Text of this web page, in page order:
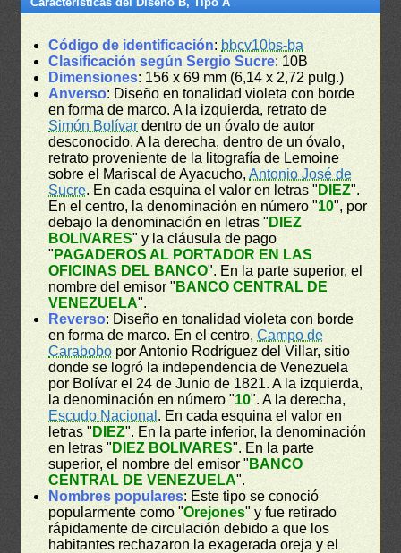
Código de identificación: bbcv10bs-ba
Clasificación según Sergio Sucre: 10B
Dimensiones: 156 x 69 mm (6,14 x 2,72 pulg.)
Anverso: Diseño en tonalidad violeta con borde
en forma de marco. A la izquierda, retrato de
Simón Bolívar dentro de un óvalo de autor
desconocido. A la derecha, dentro de un óvalo,
retrato proveniente de la litografía de Lemoine
sobre el Mariscal de Ayacucho,Antonio José de
Sucre. En cada esquina el valor en letras " DIEZ".
En el centro, la denominación en número "10", por
debajo la denominación en letras " DIEZ
BOLIVARES" y la cláusula de pago
" PAGADEROS AL PORTADOR EN LAS
OFICINAS DEL BANCO". En la parte superior, el
nombre del emisor " BANCO CENTRAL DE
VENEZUELA".
Reverso: Diseño en tonalidad violeta con borde
en forma de marco. En el centro,Campo de
Carabobo por Antonio Rodríguez del Villar, sitio
donde se logró la independencia de Venezuela
por Bolívar el 24 de Junio de 1821. A la izquierda,
la denominación en número "10". A la derecha,
Escudo Nacional . En cada esquina el valor en
letras " DIEZ". En la parte inferior, la denominación
en letras " DIEZ BOLIVARES". En la parte
superior, el nombre del emisor " BANCO
CENTRAL DE VENEZUELA".
Nombres populares: Este tipo se conoció
popularmente como "Orejones" y fue retirado
rápidamente de circulación debido a que los
habitantes rechazaron la exagerada oreja y el